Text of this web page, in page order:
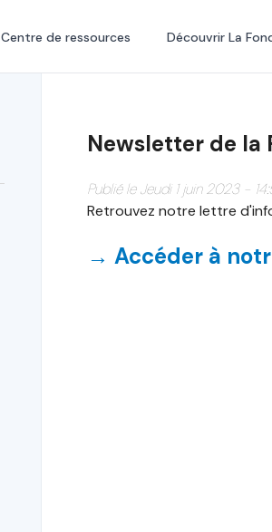
Centre de ressources Découvrir La
Newsletter de la
Publié le Jeudi 1 juin 2023 -
Retrouvez notre lettre
→ Accéder à